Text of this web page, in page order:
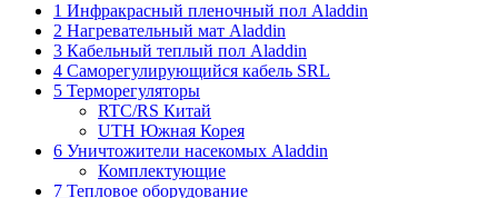
1 Инфракрасный пленочный пол Aladdin
2 Нагревательный мат Aladdin
3 Кабельный теплый пол Aladdin
4 Саморегулирующийся кабель SRL
5 Терморегуляторы
RTC/RS Китай
UTH Южная Корея
6 Уничтожители насекомых Aladdin
Комплектующие
7 Тепловое оборудование